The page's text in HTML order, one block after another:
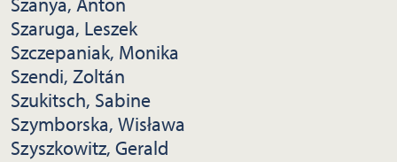
Szaruga, Leszek
Szczepaniak, Monika
Szendi, Zoltán
Szukitsch, Sabine
Szymborska, Wisława
Szyszkowitz, Gerald